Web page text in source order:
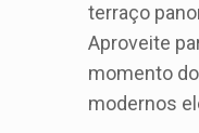
terraço
Aproveite
momento
modernos